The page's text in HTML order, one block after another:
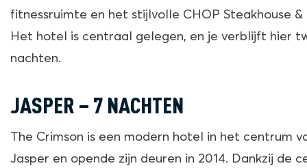
fitnessruimte en het stijlvolle CHOP Steakhouse &
Het hotel is centraal gelegen, en je verblijft hier
nachten.
JASPER – 7 NACHTEN
The Crimson is een modern hotel in het centrum
Jasper en opende zijn deuren in 2014. Dankzij de